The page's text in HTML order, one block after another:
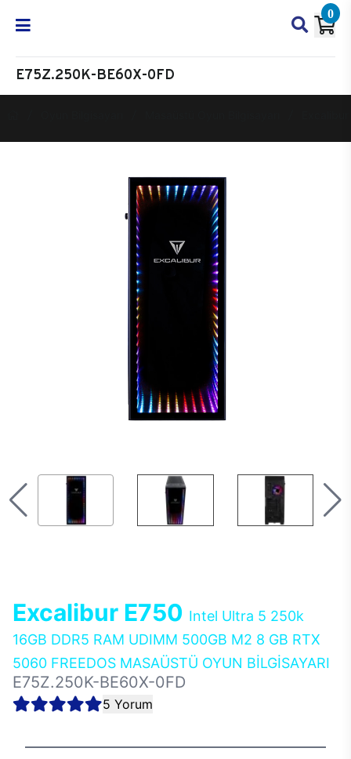
0
E75Z.250K-BE60X-0FD
Excalibur E750 Intel Ultra 5 250k
16GB DDR5 RAM UDIMM 500GB M2 8 GB RTX
5060 FREEDOS MASAÜSTÜ OYUN BİLGİSAYARI
E75Z.250K-BE60X-0FD
5 Yorum